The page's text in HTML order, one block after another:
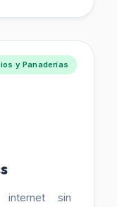
y Panaderías
sin